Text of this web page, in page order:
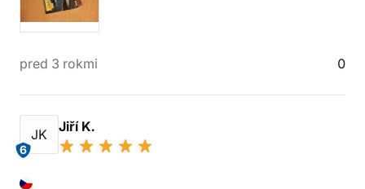
pred 3 rokmi 0
JK
6
Jiří K.